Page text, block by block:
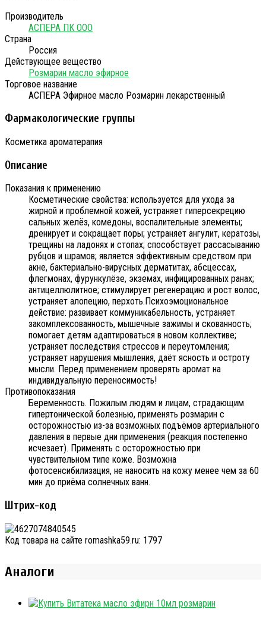
Производитель
АСПЕРА ПК ООО
Страна
Россия
Действующее вещество
Розмарин масло эфирное
Торговое название
АСПЕРА Эфирное масло Розмарин лекарственный
Фармакологические группы
Косметика ароматерапия
Описание
Показания к применению
Косметические свойства: используется для ухода за
жирной и проблемной кожей, устраняет гиперсекрецию
сальных желёз, комедоны, воспалительные элементы;
дренирует и сокращает поры; устраняет ангулит, кератозы,
трещины на ладонях и стопах; способствует рассасыванию
рубцов и шрамов; является эффективным средством при
акне, бактериально-вирусных дерматитах, абсцессах,
флегмонах, фурункулёзе, экземах, инфицированных ранах;
антицеллюлитное; стимулирует регенерацию и рост волос,
устраняет алопецию, перхоть.Психоэмоциональное
действие: развивает коммуникабельность, устраняет
закомплексованность, мышечные зажимы и скованность;
помогает детям адаптироваться в новом коллективе;
устраняет последствия стрессов и переутомления;
устраняет нарушения мышления, даёт ясность и остроту
мысли. Перед применением проверять аромат на
индивидуальную переносимость!
Противопоказания
Беременность. Пожилым людям и лицам, страдающим
гипертонической болезнью, применять розмарин с
осторожностью из-за возможных подъёмов артериального
давления в первые дни применения (реакция постепенно
исчезает). Применять с осторожностью при
чувствительном типе коже. Возможна
фотосенсибилизация, не наносить на кожу менее чем за 60
мин до приёма солнечных ванн.
Штрих-код
Код товара на сайте romashka59.ru: 1797
Аналоги